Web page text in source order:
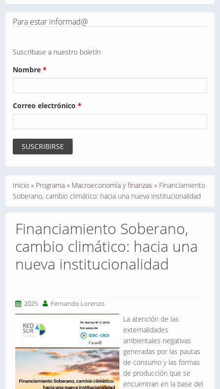
Para estar informad@
Suscribase a nuestro boletín
Nombre *
Correo electrónico *
Se encuentra usted aquí
Inicio » Programa » Macroeconomía y finanzas » Financiamiento
Soberano, cambio climático: hacia una nueva institucionalidad
Financiamiento Soberano,
cambio climático: hacia una
nueva institucionalidad
2025 Fernando Lorenzo
La atención de las
externalidades
ambientales negativas
generadas por las pautas
de consumo y las formas
de producción que se
encuentran en la base del